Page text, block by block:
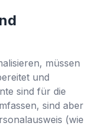
müssen
und
sind für die
sind aber
(wie